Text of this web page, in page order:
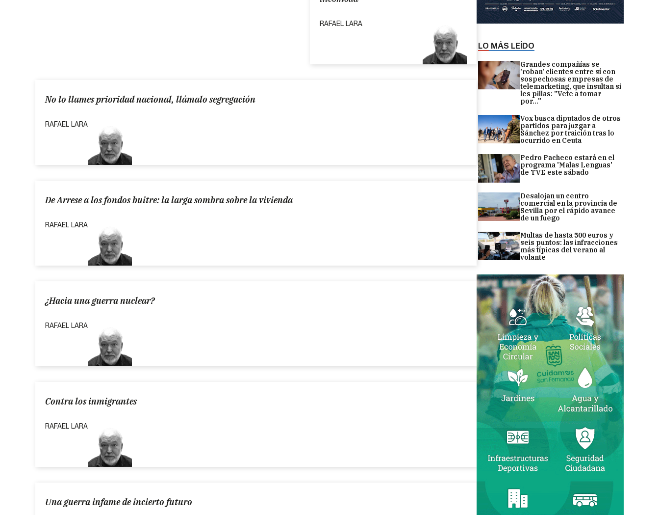
RAFAEL LARA
No lo llames prioridad nacional, llámalo segregación
RAFAEL LARA
De Arrese a los fondos buitre: la larga sombra sobre la vivienda
RAFAEL LARA
¿Hacia una guerra nuclear?
RAFAEL LARA
Contra los inmigrantes
RAFAEL LARA
Una guerra infame de incierto futuro
LO MÁS LEÍDO
Grandes compañías se
'roban' clientes entre sí con
sospechosas empresas de
telemarketing, que insultan si
les pillas: "Vete a tomar
por..."
Vox busca diputados de otros
partidos para juzgar a
Sánchez por traición tras lo
ocurrido en Ceuta
Pedro Pacheco estará en el
programa 'Malas Lenguas'
de TVE este sábado
Desalojan un centro
comercial en la provincia de
Sevilla por el rápido avance
de un fuego
Multas de hasta 500 euros y
seis puntos: las infracciones
más típicas del verano al
volante